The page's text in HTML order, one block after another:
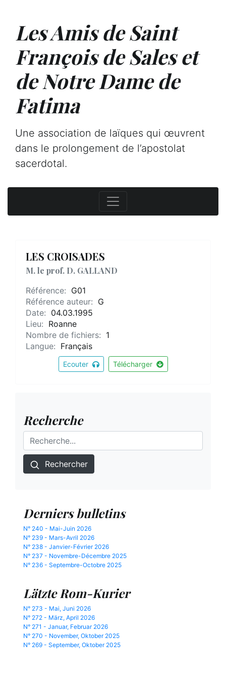
Les Amis de Saint
François de Sales et
de Notre Dame de
Fatima
Une association de laïques qui œuvrent
dans le prolongement de l’apostolat
sacerdotal.
LES CROISADES
M. le prof. D. GALLAND
Référence: G01
Référence auteur: G
Date: 04.03.1995
Lieu: Roanne
Nombre de fichiers: 1
Langue: Français
Ecouter Télécharger
Recherche
Rechercher
Derniers bulletins
N° 240 - Mai-Juin 2026
N° 239 - Mars-Avril 2026
N° 238 - Janvier-Février 2026
N° 237 - Novembre-Décembre 2025
N° 236 - Septembre-Octobre 2025
Lätzte Rom-Kurier
N° 273 - Mai, Juni 2026
N° 272 - März, April 2026
N° 271 - Januar, Februar 2026
N° 270 - November, Oktober 2025
N° 269 - September, Oktober 2025